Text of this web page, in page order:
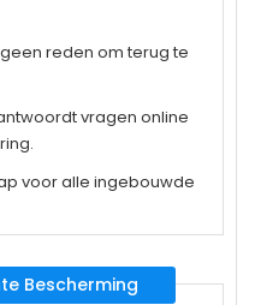
reden om terug te
vragen online
voor alle ingebouwde
Bescherming